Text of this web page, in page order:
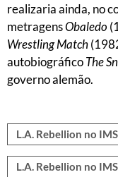
realizaria ainda, no
metragensObaledo
Wrestling Match
autobiográficoThe
governo alemão.
L.A. Rebellion no
L.A. Rebellion no